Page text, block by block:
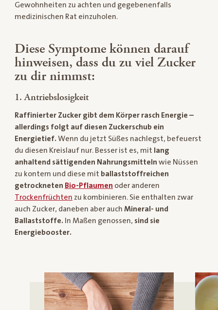
Gewohnheiten zu achten und gegebenenfalls
medizinischen Rat einzuholen.
Diese Symptome können darauf
hinweisen, dass du zu viel Zucker
zu dir nimmst:
1. Antriebslosigkeit
Raffinierter Zucker gibt dem Körper rasch Energie –
allerdings folgt auf diesen Zuckerschub ein
Energietief. Wenn du jetzt Süßes nachlegst, befeuerst
du diesen Kreislauf nur. Besser ist es, mit lang
anhaltend sättigenden Nahrungsmitteln wie Nüssen
zu kontern und diese mit ballaststoffreichen
getrockneten Bio-Pflaumen oder anderen
Trockenfrüchten zu kombinieren. Sie enthalten zwar
auch Zucker, daneben aber auch Mineral- und
Ballaststoffe. In Maßen genossen, sind sie
Energiebooster.